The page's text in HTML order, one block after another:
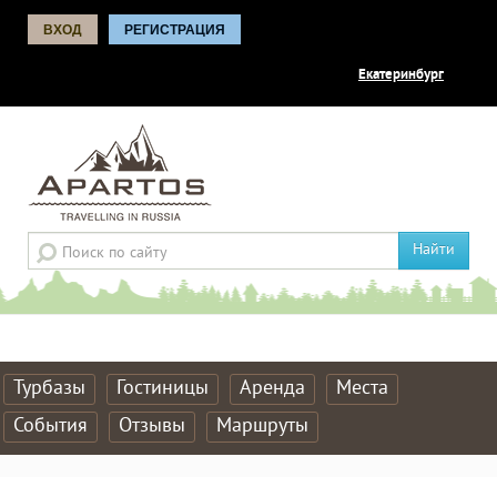
ВХОД РЕГИСТРАЦИЯ
Екатеринбург
Найти
Турбазы Гостиницы Аренда
Места
События
Отзывы Маршруты